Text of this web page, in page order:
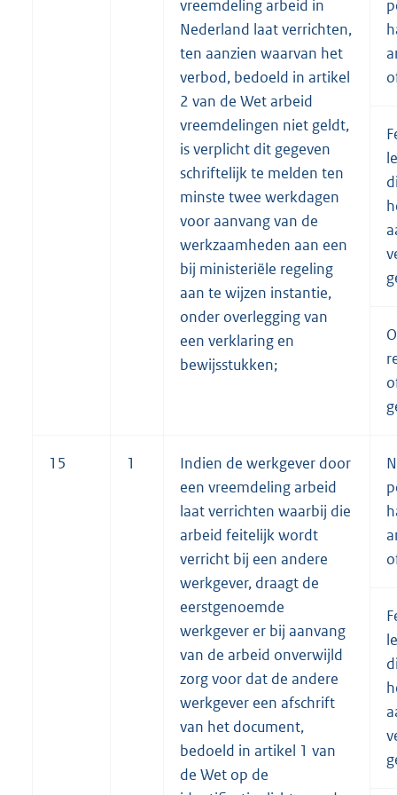
vreemdeling arbeid in
Nederland laat verrichten,
ten aanzien waarvan het
verbod, bedoeld in artikel
2 van de Wet arbeid
vreemdelingen niet geldt,
is verplicht dit gegeven
schriftelijk te melden ten
minste twee werkdagen
voor aanvang van de
werkzaamheden aan een
bij ministeriële regeling
aan te wijzen instantie,
onder overlegging van
een verklaring en
bewijsstukken;
15 1
Indien de werkgever door
een vreemdeling arbeid
laat verrichten waarbij die
arbeid feitelijk wordt
verricht bij een andere
werkgever, draagt de
eerstgenoemde
werkgever er bij aanvang
van de arbeid onverwijld
zorg voor dat de andere
werkgever een afschrift
van het document,
bedoeld in artikel 1 van
de Wet op de